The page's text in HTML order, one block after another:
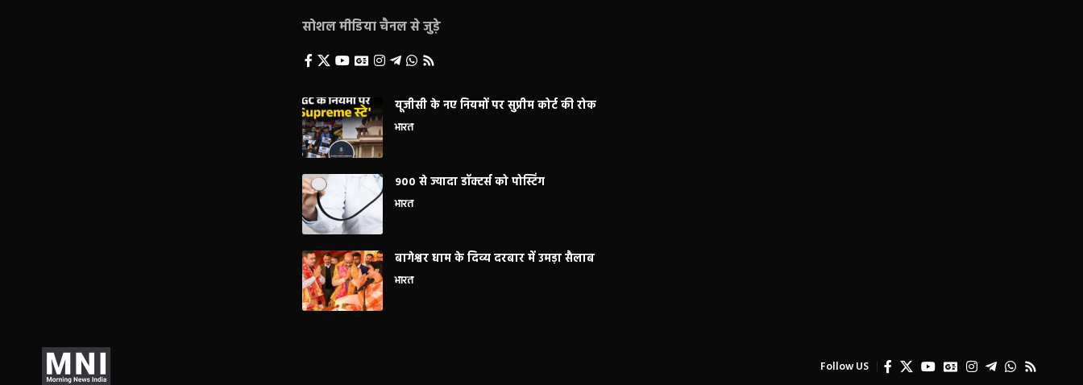
सोशल मीडिया चैनल से जुड़े
यूजीसी के नए नियमों पर सुप्रीम कोर्ट की रोक
भारत
900 से ज्यादा डॉक्टर्स को पोस्टिंग
भारत
बागेश्वर धाम के दिव्य दरबार में उमड़ा सैलाब
भारत
Follow US